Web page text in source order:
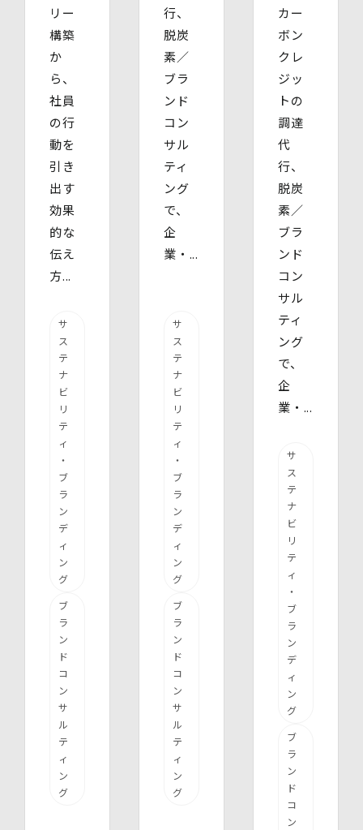
リー
構築
か
ら、
社員
の行
動を
引き
出す
効果
的な
伝え
方...
サ
ス
テ
ナ
ビ
リ
テ
ィ
・
ブ
ラ
ン
デ
ィ
ン
グ
ブ
ラ
ン
ド
コ
ン
サ
ル
テ
ィ
ン
グ
行、
脱炭
素／
ブラ
ンド
コン
サル
ティ
ング
で、
企
業・...
サ
ス
テ
ナ
ビ
リ
テ
ィ
・
ブ
ラ
ン
デ
ィ
ン
グ
ブ
ラ
ン
ド
コ
ン
サ
ル
テ
ィ
ン
グ
カー
ボン
クレ
ジッ
トの
調達
代
行、
脱炭
素／
ブラ
ンド
コン
サル
ティ
ング
で、
企
業・...
サ
ス
テ
ナ
ビ
リ
テ
ィ
・
ブ
ラ
ン
デ
ィ
ン
グ
ブ
ラ
ン
ド
コ
ン